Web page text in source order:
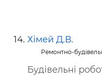
Хімей Д.В.
Ремонтно-
Будівельні